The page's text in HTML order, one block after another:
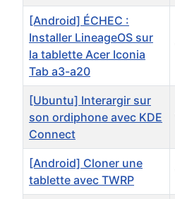
[Android] ÉCHEC :
Installer LineageOS sur
la tablette Acer Iconia
Tab a3-a20
[Ubuntu] Interargir sur
son ordiphone avec KDE
Connect
[Android] Cloner une
tablette avec TWRP